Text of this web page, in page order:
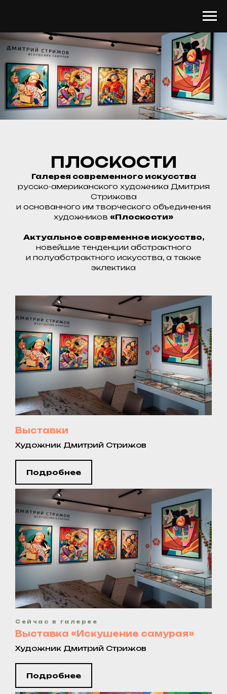
ПЛОСКОСТИ
Галерея современного искусства
русско-американского художника Дмитрия
Стрижова
и основанного им творческого объединения
художников «Плоскости»
Актуальное современное искусство,
новейшие тенденции абстрактного
и полуабстрактного искусства, а также
эклектика
Выставки
Художник Дмитрий Стрижов
Подробнее
Сейчас в галерее
Выставка «Искушение самурая»
Художник Дмитрий Стрижов
Подробнее